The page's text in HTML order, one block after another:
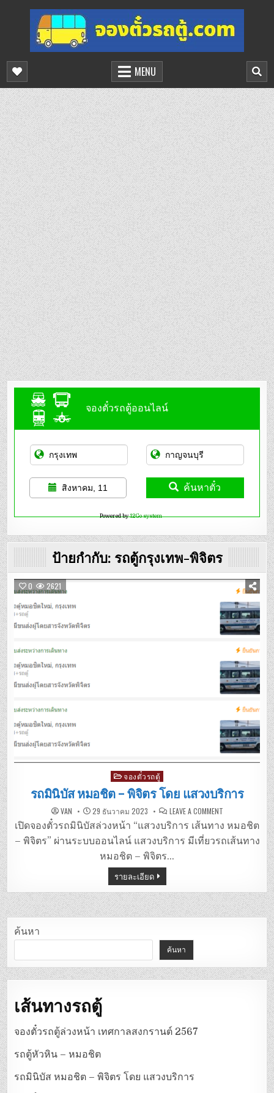
content
จองตั๋วรถตู้ออนไลน์
บริการจองตั๋วรถตู้ออนไลน์
MENU
จองตั๋วรถตู้ออนไลน์
สิงหาคม, 11 ค้นหาตั๋ว
Powered by12Go system
ป้ายกำกับ: รถตู้กรุงเทพ-พิจิตร
0 2621
Posted
in
จองตั๋วรถตู้
รถมินิบัส หมอชิต – พิจิตร โดย แสวงบริการ
VAN 29 ธันวาคม 2023 LEAVE A COMMENTON
มิ
นิ
บัส
หมอชิต
เปิดจองตั๋วรถมินิบัสล่วงหน้า “แสวงบริการ เส้นทาง หมอชิต
– พิจิตร” ผ่านระบบออนไลน์ แสวงบริการ มีเที่ยวรถเส้นทาง
หมอชิต – พิจิตร…
รายละเอียด
ค้นหา
ค้นหา
เส้นทางรถตู้
จองตั๋วรถตู้ล่วงหน้า เทศกาลสงกรานต์ 2567
รถตู้หัวหิน – หมอชิต
รถมินิบัส หมอชิต – พิจิตร โดย แสวงบริการ